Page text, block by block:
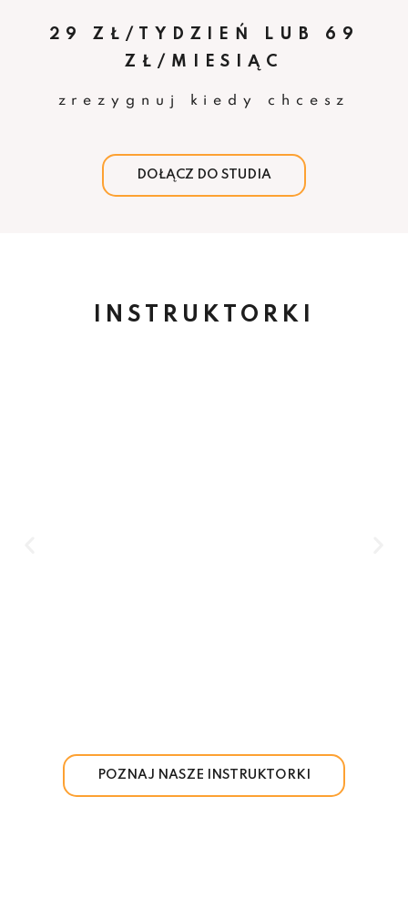
29 ZŁ/TYDZIEŃ LUB 69
ZŁ/MIESIĄC
zrezygnuj kiedy chcesz
DOŁĄCZ DO STUDIA
INSTRUKTORKI
POZNAJ NASZE INSTRUKTORKI